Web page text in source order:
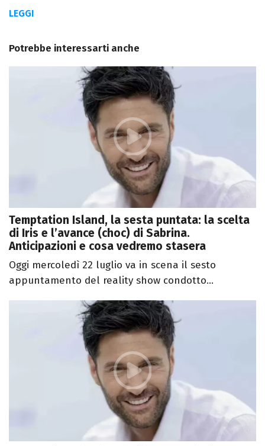
LEGGI
Potrebbe interessarti anche
Temptation Island, la sesta puntata: la scelta
di Iris e l’avance (choc) di Sabrina.
Anticipazioni e cosa vedremo stasera
Oggi mercoledì 22 luglio va in scena il sesto
appuntamento del reality show condotto...